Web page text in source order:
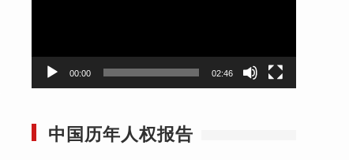
00:00 02:46
中国历年人权报告